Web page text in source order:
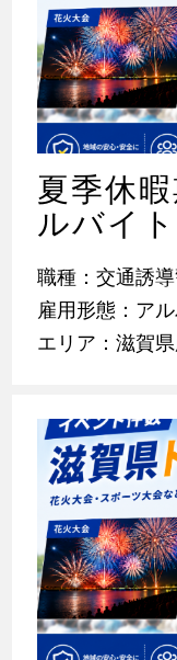
夏季休
ルバイ
職種：交通誘
雇用形態：ア
エリア：滋賀